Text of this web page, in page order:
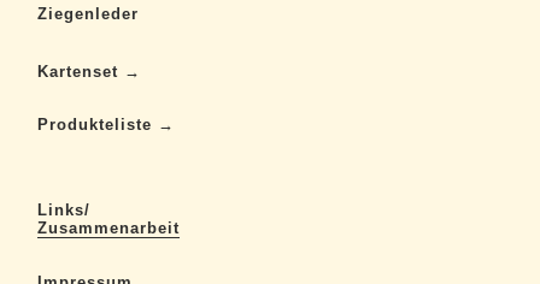
Ziegenleder
Kartenset →
Produkteliste →
Links/
Zusammenarbeit